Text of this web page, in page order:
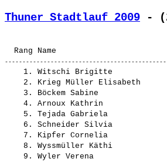
Thuner Stadtlauf 2009 -
    1.
Witschi
    2.
Krieg Müller
    3.
Böckem
    4.
Arnoux
    5.
Tejada
    6.
Schneider
    7.
Kipfer
    8.
Wyssmüller
    9.
Wyler